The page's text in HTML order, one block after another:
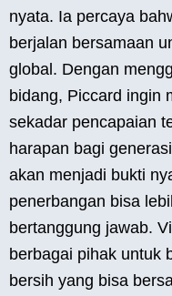
nyata. Ia percaya
berjalan bersamaan
global. Dengan
bidang, Piccard ingin
sekadar pencapaian
harapan bagi
akan menjadi bukti
penerbangan bisa
bertanggung jawab.
berbagai pihak untuk
bersih yang bisa